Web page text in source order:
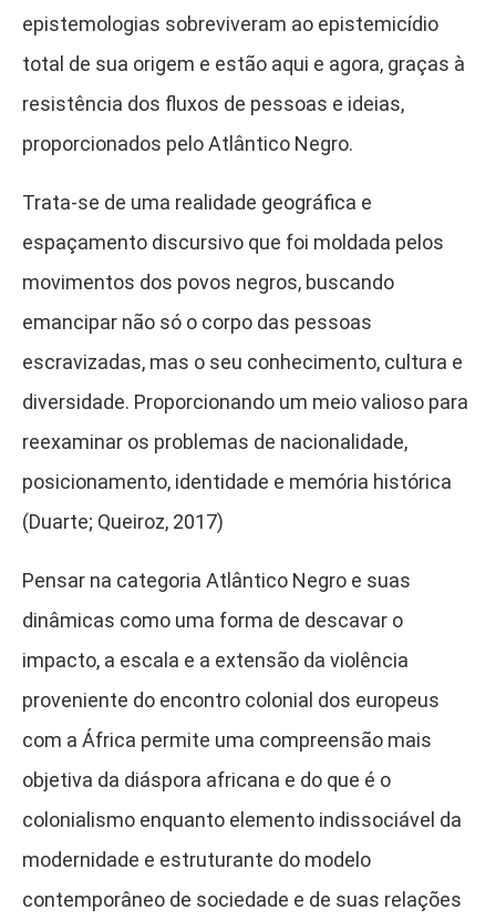
epistemologias sobreviveram ao epistemicídio
total de sua origem e estão aqui e agora, graças à
resistência dos fluxos de pessoas e ideias,
proporcionados pelo Atlântico Negro.
Trata-se de uma realidade geográfica e
espaçamento discursivo que foi moldada pelos
movimentos dos povos negros, buscando
emancipar não só o corpo das pessoas
escravizadas, mas o seu conhecimento, cultura e
diversidade. Proporcionando um meio valioso para
reexaminar os problemas de nacionalidade,
posicionamento, identidade e memória histórica
(Duarte; Queiroz, 2017)
Pensar na categoria Atlântico Negro e suas
dinâmicas como uma forma de descavar o
impacto, a escala e a extensão da violência
proveniente do encontro colonial dos europeus
com a África permite uma compreensão mais
objetiva da diáspora africana e do que é o
colonialismo enquanto elemento indissociável da
modernidade e estruturante do modelo
contemporâneo de sociedade e de suas relações